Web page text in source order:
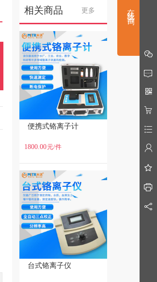
相关商品 更多
便携式铬离子计
1800.00元/件
台式铬离子仪
在线咨询